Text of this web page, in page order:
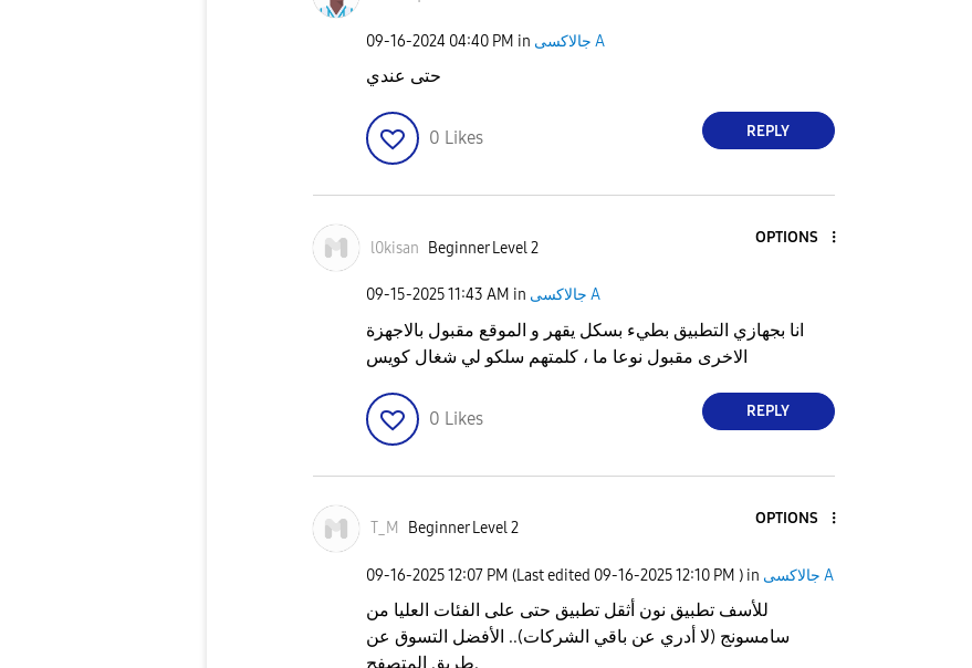
‎09-16-2024 04:40 PM in جالاكسى A
حتى عندي
0 Likes REPLY
l0kisan Beginner Level 2
OPTIONS
‎09-15-202511:43 AM in جالاكسى A
انا بجهازي التطبيق بطيء بسكل يقهر و الموقع مقبول بالاجهزة
الاخرى مقبول نوعا ما ، كلمتهم سلكو لي شغال كويس
0 Likes REPLY
T_M Beginner Level 2
OPTIONS
‎09-16-202512:07 PM (Last edited ‎09-16-202512:10 PM ) in جالاكسى A
للأسف تطبيق نون أثقل تطبيق حتى على الفئات العليا من
سامسونج (لا أدري عن باقي الشركات).. الأفضل التسوق عن
طريق المتصفح.